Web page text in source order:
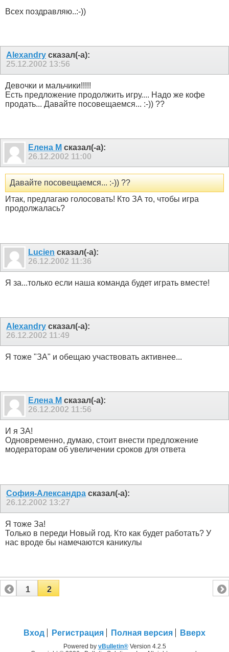
Всех поздравляю..:-))
Alexandry сказал(-а):
25.12.2002 13:56
Девочки и мальчики!!!!!
Есть предложение продолжить игру.... Надо же кофе
продать... Давайте посовещаемся... :-)) ??
Елена М сказал(-а):
26.12.2002 11:00
Давайте посовещаемся... :-)) ??
Итак, предлагаю голосовать! Кто ЗА то, чтобы игра
продолжалась?
Lucien сказал(-а):
26.12.2002 11:36
Я за...только если наша команда будет играть вместе!
Alexandry сказал(-а):
26.12.2002 11:49
Я тоже "ЗА" и обещаю участвовать активнее...
Елена М сказал(-а):
26.12.2002 11:56
И я ЗА!
Одновременно, думаю, стоит внести предложение
модераторам об увеличении сроков для ответа
София-Александра сказал(-а):
26.12.2002 13:27
Я тоже За!
Только в переди Новый год. Кто как будет работать? У
нас вроде бы намечаются каникулы
1 2
Вход Регистрация Полная версия Вверх
Powered by vBulletin®Version 4.2.5